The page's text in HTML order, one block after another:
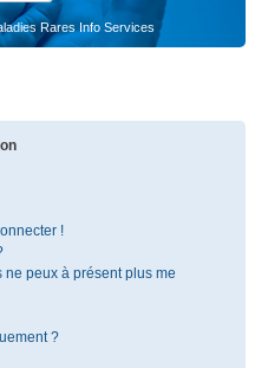
Rares Info Services
!
ne peux à présent plus me
?